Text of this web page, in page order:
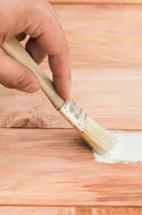
Cepat
Kering,
Kuat
&